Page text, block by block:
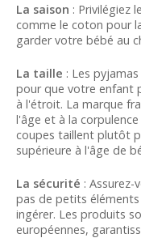
La saison : Privilégiez
comme le coton pour
garder votre bébé au
La taille : Les
pour que votre enfant
à l'étroit. La marque
l'âge et à la
coupes taillent plutôt
supérieure à l'âge de
La sécurité :
pas de petits
ingérer. Les produits
européennes,